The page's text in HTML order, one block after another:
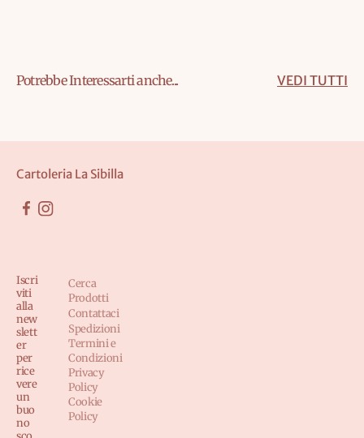
Potrebbe Interessarti anche... VEDI TUTTI
Cartoleria La Sibilla
Iscri
viti
alla
new
slett
er
per
rice
vere
un
buo
no
Cerca
Prodotti
Contattaci
Spedizioni
Termini e
Condizioni
Privacy
Policy
Cookie
Policy